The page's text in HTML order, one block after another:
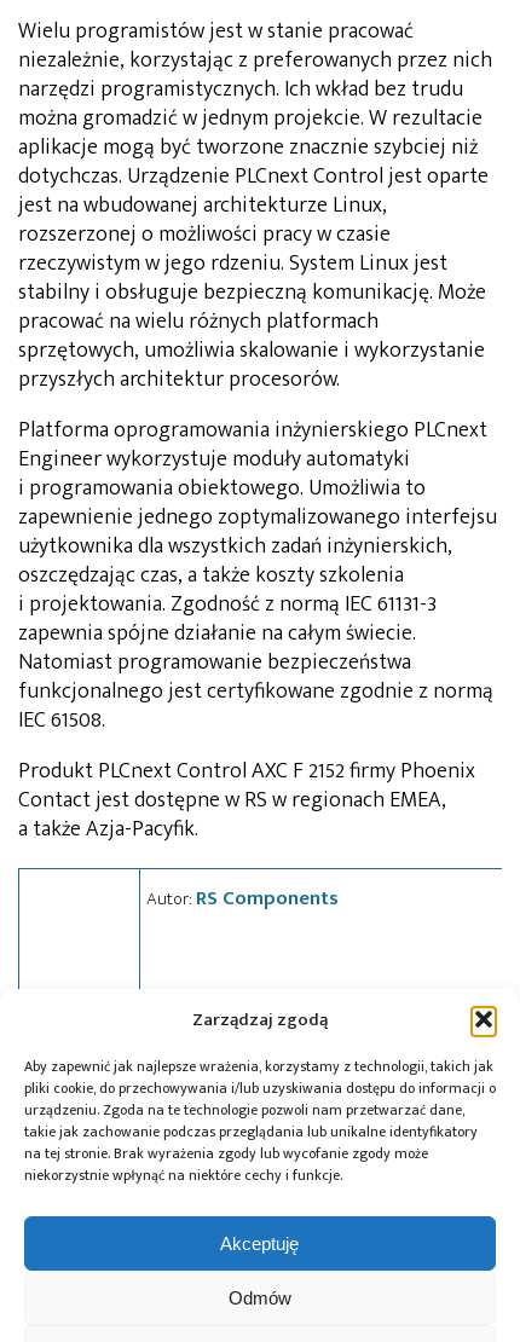
Zarządzaj zgodą
Aby zapewnić jak najlepsze wrażenia, korzystamy z technologii, takich jak
pliki cookie, do przechowywania i/lub uzyskiwania dostępu do informacji o
urządzeniu. Zgoda na te technologie pozwoli nam przetwarzać dane,
takie jak zachowanie podczas przeglądania lub unikalne identyfikatory
na tej stronie. Brak wyrażenia zgody lub wycofanie zgody może
niekorzystnie wpłynąć na niektóre cechy i funkcje.
Akceptuję
Odmów
Wielu programistów jest w stanie pracować
niezależnie, korzystając z preferowanych przez nich
narzędzi programistycznych. Ich wkład bez trudu
można gromadzić w jednym projekcie. W rezultacie
aplikacje mogą być tworzone znacznie szybciej niż
dotychczas. Urządzenie PLCnext Control jest oparte
jest na wbudowanej architekturze Linux,
rozszerzonej o możliwości pracy w czasie
rzeczywistym w jego rdzeniu. System Linux jest
stabilny i obsługuje bezpieczną komunikację. Może
pracować na wielu różnych platformach
sprzętowych, umożliwia skalowanie i wykorzystanie
przyszłych architektur procesorów.
Platforma oprogramowania inżynierskiego PLCnext
Engineer wykorzystuje moduły automatyki
i programowania obiektowego. Umożliwia to
zapewnienie jednego zoptymalizowanego interfejsu
użytkownika dla wszystkich zadań inżynierskich,
oszczędzając czas, a także koszty szkolenia
i projektowania. Zgodność z normą IEC 61131-3
zapewnia spójne działanie na całym świecie.
Natomiast programowanie bezpieczeństwa
funkcjonalnego jest certyfikowane zgodnie z normą
IEC 61508.
Produkt PLCnext Control AXC F 2152 firmy Phoenix
Contact jest dostępne w RS w regionach EMEA,
a także Azja-Pacyfik.
Autor: RS Components
RS Components
Przeczytaj również:
Microchip i Micron